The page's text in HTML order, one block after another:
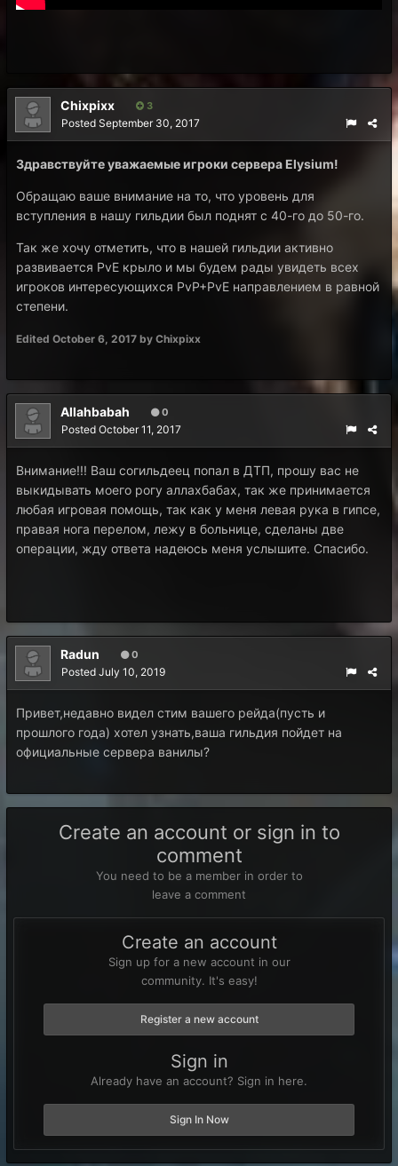
Chixpixx 3
Posted September 30, 2017
Здравствуйте уважаемые игроки сервера Elysium!
Обращаю ваше внимание на то, что уровень для
вступления в нашу гильдии был поднят с 40-го до 50-го.
Так же хочу отметить, что в нашей гильдии активно
развивается PvE крыло и мы будем рады увидеть всех
игроков интересующихся PvP+PvE направлением в равной
степени.
Edited October 6, 2017 by Chixpixx
Allahbabah 0
Posted October 11, 2017
Внимание!!! Ваш согильдеец попал в ДТП, прошу вас не
выкидывать моего рогу аллахбабах, так же принимается
любая игровая помощь, так как у меня левая рука в гипсе,
правая нога перелом, лежу в больнице, сделаны две
операции, жду ответа надеюсь меня услышите. Спасибо.
Radun 0
Posted July 10, 2019
Привет,недавно видел стим вашего рейда(пусть и
прошлого года) хотел узнать,ваша гильдия пойдет на
официальные сервера ванилы?
Create an account or sign in to
comment
You need to be a member in order to
leave a comment
Create an account
Sign up for a new account in our
community. It's easy!
Register a new account
Sign in
Already have an account? Sign in here.
Sign In Now